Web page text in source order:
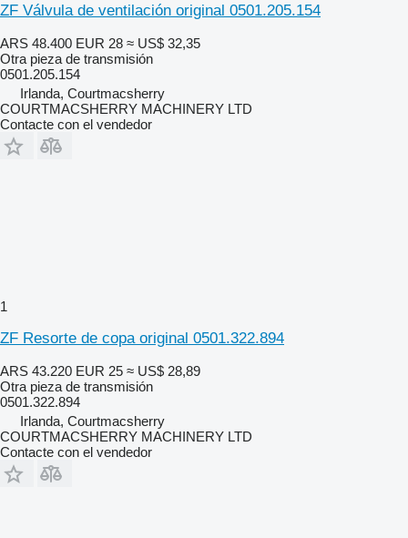
ZF Válvula de ventilación original 0501.205.154
ARS 48.400 EUR 28 ≈ US$ 32,35
Otra pieza de transmisión
0501.205.154
Irlanda, Courtmacsherry
COURTMACSHERRY MACHINERY LTD
Contacte con el vendedor
1
ZF Resorte de copa original 0501.322.894
ARS 43.220 EUR 25 ≈ US$ 28,89
Otra pieza de transmisión
0501.322.894
Irlanda, Courtmacsherry
COURTMACSHERRY MACHINERY LTD
Contacte con el vendedor